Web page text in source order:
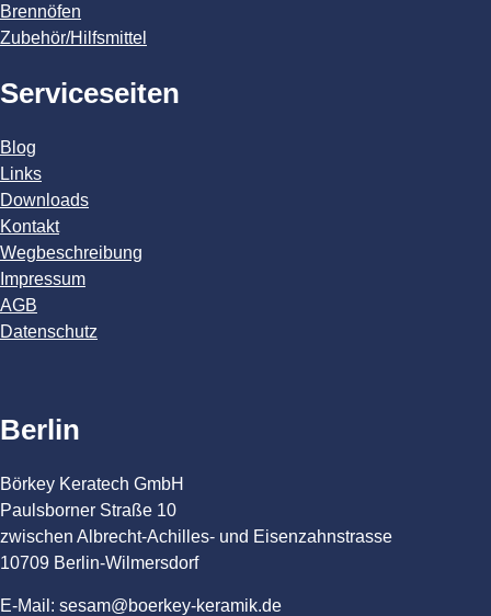
Brennöfen
Zubehör/Hilfsmittel
Serviceseiten
Blog
Links
Downloads
Kontakt
Wegbeschreibung
Impressum
AGB
Datenschutz
Berlin
Börkey Keratech GmbH
Paulsborner Straße 10
zwischen Albrecht-Achilles- und Eisenzahnstrasse
10709 Berlin-Wilmersdorf
E-Mail: sesam@boerkey-keramik.de